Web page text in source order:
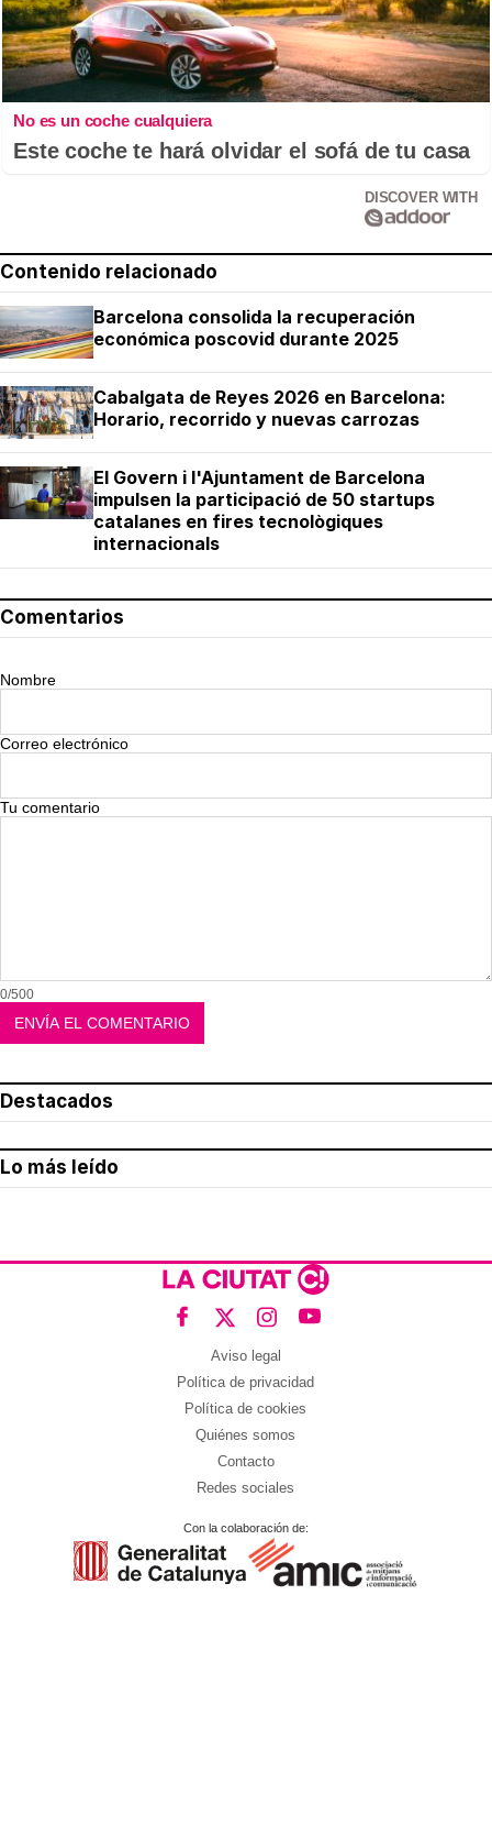
No es un coche cualquiera
Este coche te hará olvidar el sofá de tu casa
DISCOVER WITH
Contenido relacionado
Barcelona consolida la recuperación
económica poscovid durante 2025
Cabalgata de Reyes 2026 en Barcelona:
Horario, recorrido y nuevas carrozas
El Govern i l'Ajuntament de Barcelona
impulsen la participació de 50 startups
catalanes en fires tecnològiques
internacionals
Comentarios
Nombre
Correo electrónico
Tu comentario
0/500
Destacados
Lo más leído
Aviso legal
Política de privacidad
Política de cookies
Quiénes somos
Contacto
Redes sociales
Con la colaboración de: